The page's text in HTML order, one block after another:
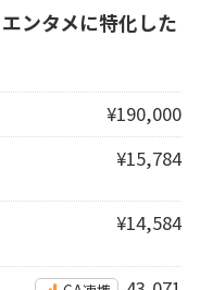
ンタメに特化した
¥190,000
¥15,784
¥14,584